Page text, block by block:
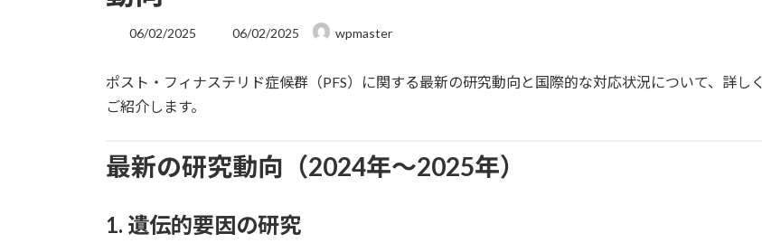
06/02/2025
最
新
06/02/2025 wpmaster
ポスト・フィナステリド症候群（PFS）に関する最新の研究動向と国際的な対応状況について、詳しく
ご紹介します。
最新の研究動向（2024年〜2025年）
1. 遺伝的要因の研究